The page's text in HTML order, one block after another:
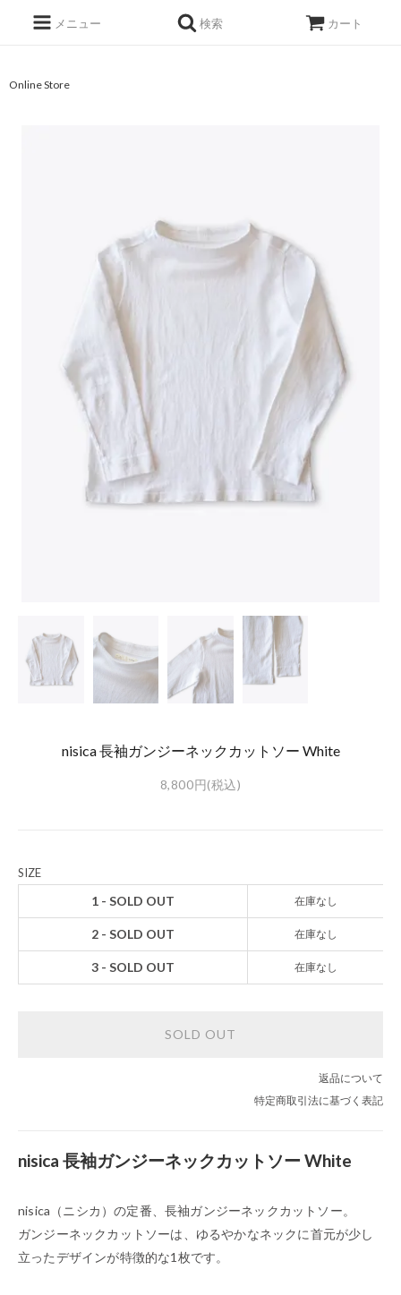
メニュー 検索 カート
Online Store
nisica 長袖ガンジーネックカットソー White
8,800円(税込)
SIZE
1 - SOLD OUT 在庫なし
2 - SOLD OUT 在庫なし
3 - SOLD OUT 在庫なし
SOLD OUT
返品について
特定商取引法に基づく表記
nisica 長袖ガンジーネックカットソー White
nisica（ニシカ）の定番、長袖ガンジーネックカットソー。
ガンジーネックカットソーは、ゆるやかなネックに首元が少し
立ったデザインが特徴的な1枚です。